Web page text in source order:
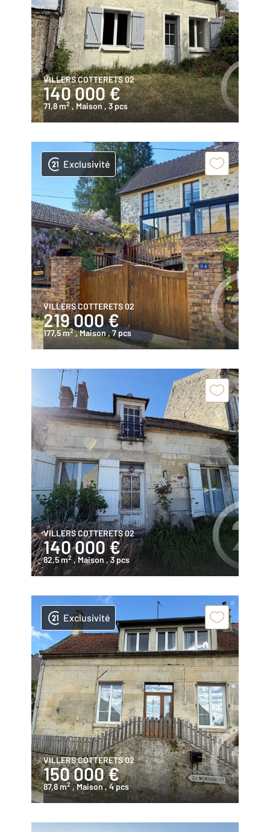
VILLERS COTTERETS 02
140 000 €
71,8 m2 , Maison , 3 pcs
Exclusivité
VILLERS COTTERETS 02
219 000 €
177,5 m2 , Maison, 7 pcs
VILLERS COTTERETS 02
140 000 €
82,5 m2 , Maison , 3 pcs
Exclusivité
VILLERS COTTERETS 02
150 000 €
87,8 m2 , Maison, 4 pcs